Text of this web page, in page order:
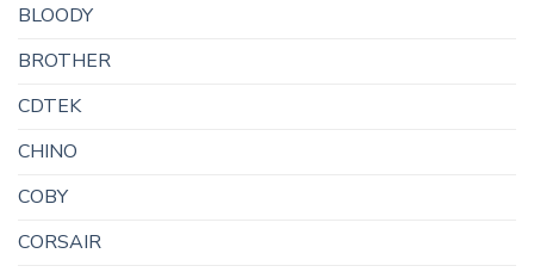
BLOODY
BROTHER
CDTEK
CHINO
COBY
CORSAIR